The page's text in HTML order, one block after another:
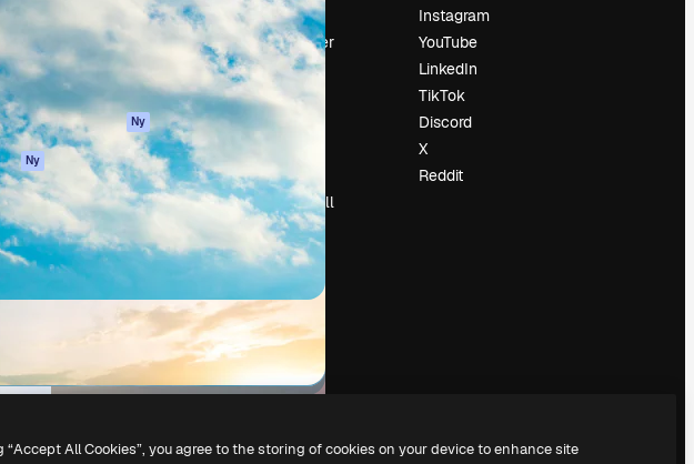
Ny
Dokumentation
Support
Användarvillkor
Integritetspolicy
Original Ny
Cookies policy
Förtroendecenter
Affiliates
Företag
Om oss
Recensioner
Karriär
Söktrender
Slidesgo
Sälj innehåll
Pressrum
Söker efter
magnific.ai
Instagram
YouTube
LinkedIn
TikTok
Discord
X
Reddit
.
“Accept All Cookies”, you agree to the storing of cookies on your device to enhance site